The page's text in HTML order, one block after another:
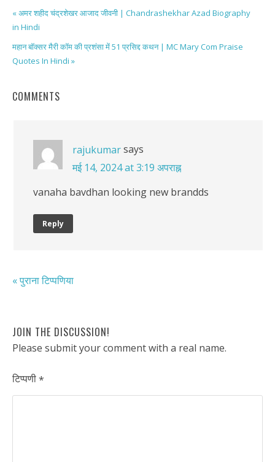
« अमर शहीद चंद्रशेखर आजाद जीवनी | Chandrashekhar Azad Biography
in Hindi
महान बॉक्सर मैरी कॉम की प्रशंसा में 51 प्रसिद्द कथन | MC Mary Com Praise
Quotes In Hindi »
COMMENTS
rajukumarsays
मई 14, 2024 at 3:19 अपराह्न
vanaha bavdhan looking new brandds
Reply
« पुराना टिप्पणिया
JOIN THE DISCUSSION!
Please submit your comment with a real name.
टिप्पणी*